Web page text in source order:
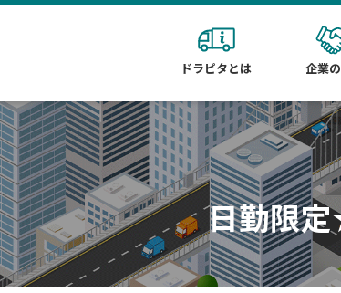
ドラピタとは 企業
日勤限